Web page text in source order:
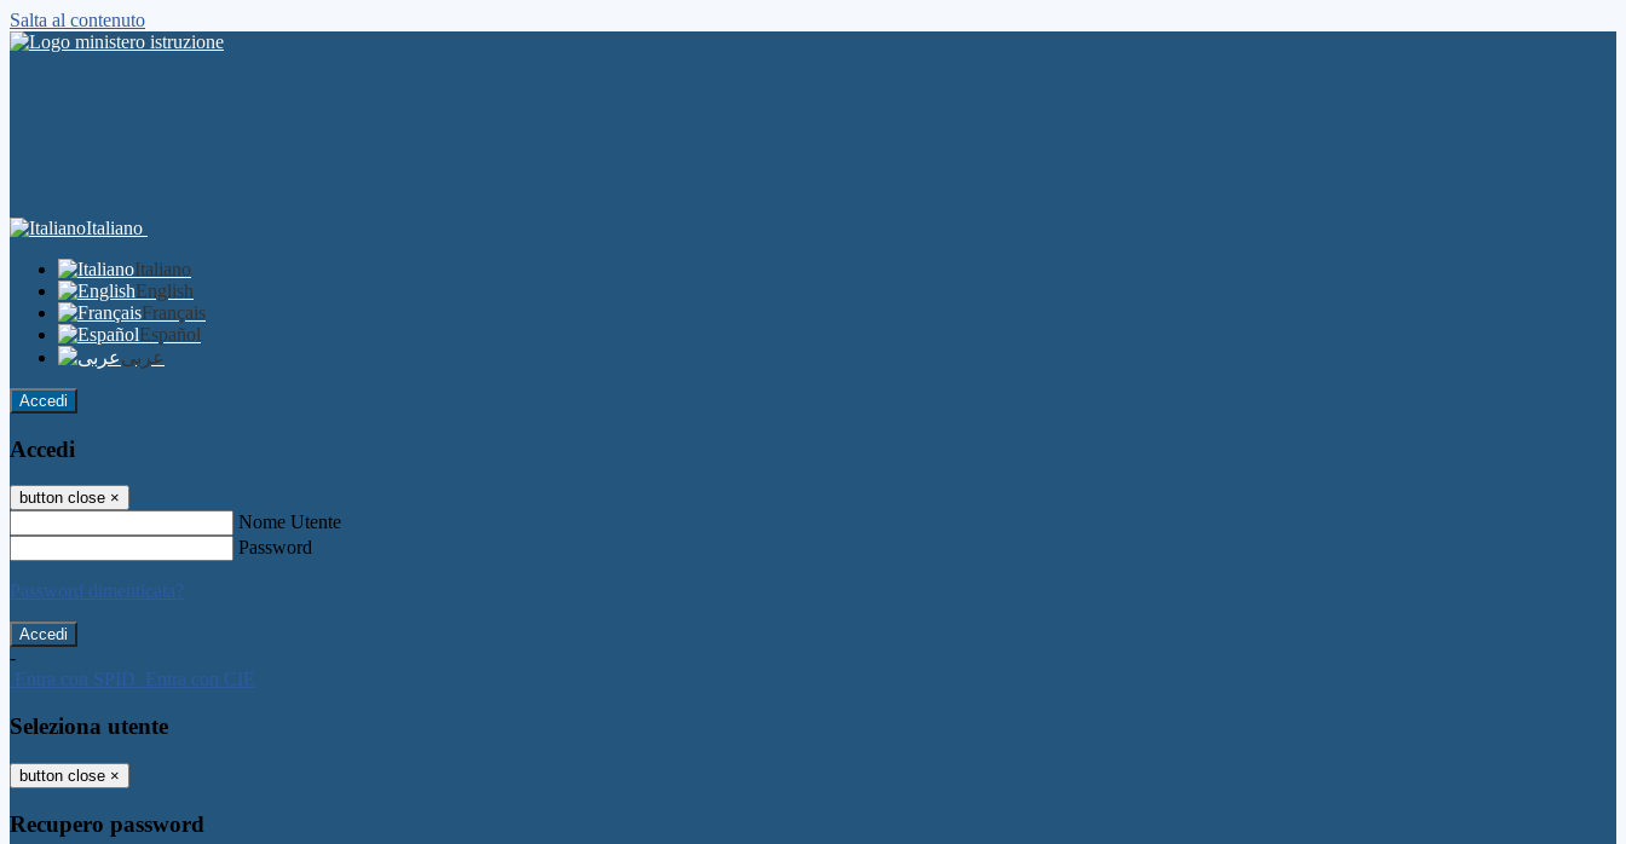
Salta al contenuto
Italiano
Italiano
English
Français
Español
عربى
Accedi
Accedi
button close ×
Nome Utente
Password
Password dimenticata?
-
Entra con SPID Entra con CIE
Seleziona utente
button close ×
Recupero password